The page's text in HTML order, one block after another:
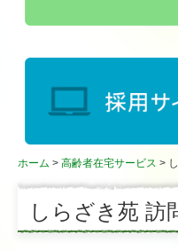
情報公開
キャラクター紹介
お知らせ
ホーム 高齢者在宅サービス
しらざき苑 訪